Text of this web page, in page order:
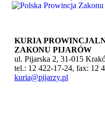
KURIA
ZAKONU PIJARÓW
ul. Pijarska 2, 31-015
tel.: 12 422-17-24, fax: 12
kuria@pijarzy.pl